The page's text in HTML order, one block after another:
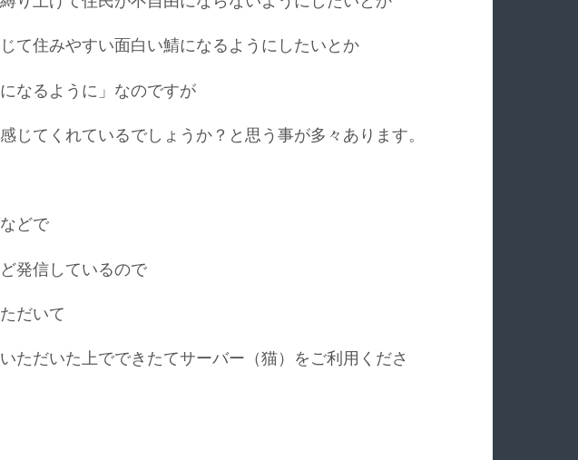
て住みやすい面白い鯖になるようにしたいとか
なるように」なのですが
じてくれているでしょうか？と思う事が多々あります。
どで
発信しているので
だいて
ただいた上でできたてサーバー（猫）をご利用くださ